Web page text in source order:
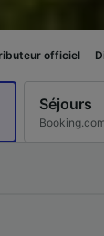
Distributeur
Séjours